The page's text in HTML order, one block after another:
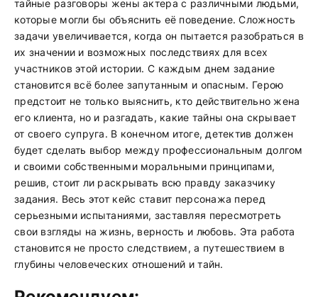
тайные разговоры жены актера с различными людьми,
которые могли бы объяснить её поведение. Сложность
задачи увеличивается, когда он пытается разобраться в
их значении и возможных последствиях для всех
участников этой истории. С каждым днем задание
становится всё более запутанным и опасным. Герою
предстоит не только выяснить, кто действительно жена
его клиента, но и разгадать, какие тайны она скрывает
от своего супруга. В конечном итоге, детектив должен
будет сделать выбор между профессиональным долгом
и своими собственными моральными принципами,
решив, стоит ли раскрывать всю правду заказчику
задания. Весь этот кейс ставит персонажа перед
серьезными испытаниями, заставляя пересмотреть
свои взгляды на жизнь, верность и любовь. Эта работа
становится не просто следствием, а путешествием в
глубины человеческих отношений и тайн.